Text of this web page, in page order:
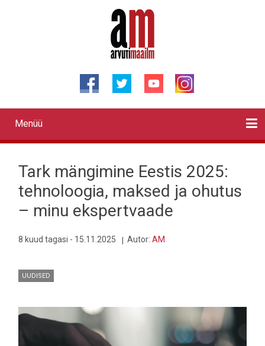
Primary
links
Menüü
Tark mängimine Eestis 2025:
tehnoloogia, maksed ja ohutus
– minu ekspertvaade
8 kuud tagasi - 15.11.2025 Autor: AM
UUDISED
Pilt